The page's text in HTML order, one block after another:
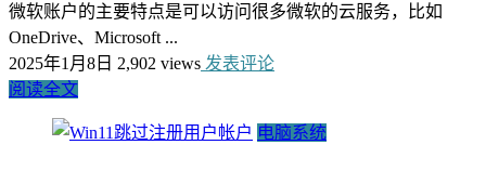
微软账户的主要特点是可以访问很多微软的云服务，比如
OneDrive、Microsoft ...
2025年1月8日 2,902 views 发表评论
阅读全文
电脑系统